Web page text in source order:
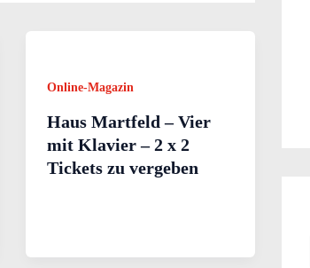
Online-Magazin
Haus Martfeld – Vier
mit Klavier – 2 x 2
Tickets zu vergeben